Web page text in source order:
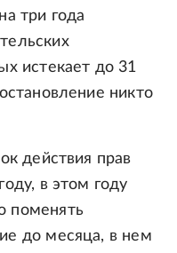
три года
истекает до 31
никто
действия прав
в этом году
поменять
до месяца, в нем